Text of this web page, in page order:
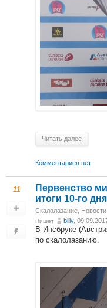
Читать далее
Комментариев нет
11
Первенство
итоги 10-го дня
Скалолазание Новости
Пишет billy,
В Инсбруке
по скалолазанию.